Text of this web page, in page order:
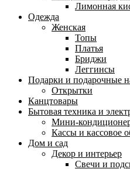
Лимонная
Одежда
Женская
Топы
Платья
Бриджи
Леггинсы
Подарки и подарочные
Открытки
Канцтовары
Бытовая техника и
Мини-
Кассы и кассовое
Дом и сад
Декор и интерьер
Свечи и